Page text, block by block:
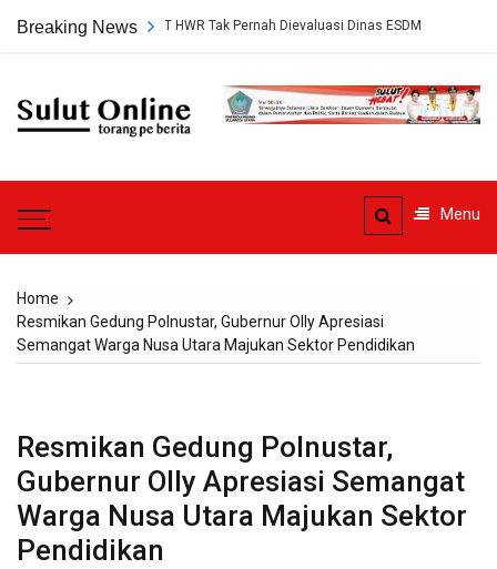
Breaking News
Tambang PT HWR Tak Pernah Dievaluasi Dinas ESDM
Sulut
Menu
Home
Resmikan Gedung Polnustar, Gubernur Olly Apresiasi
Semangat Warga Nusa Utara Majukan Sektor Pendidikan
Resmikan Gedung Polnustar,
Gubernur Olly Apresiasi Semangat
Warga Nusa Utara Majukan Sektor
Pendidikan